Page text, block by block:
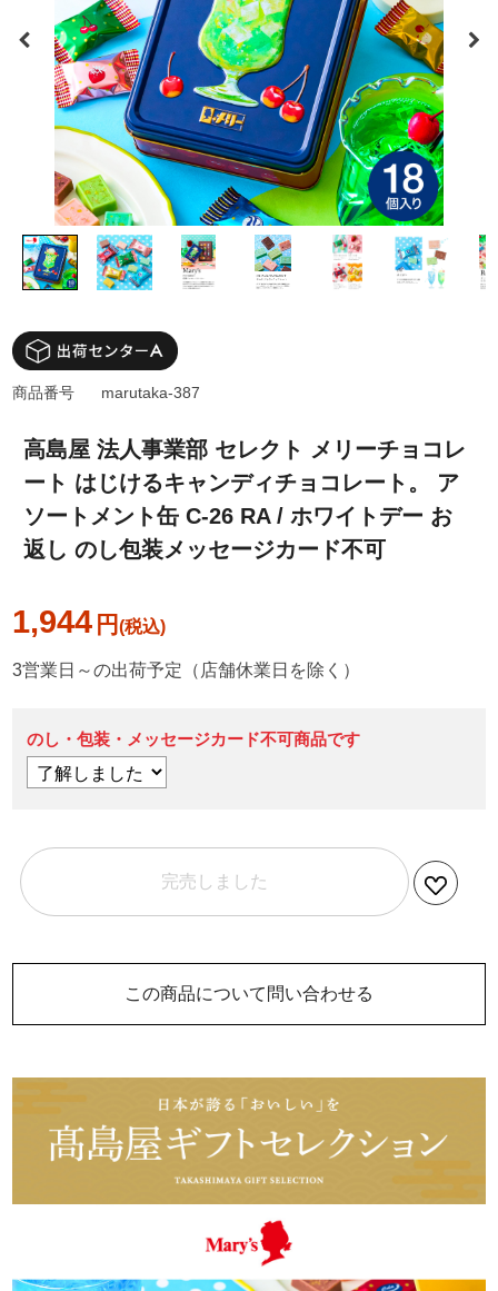
高島屋 法人事業部 セレクト メリーチョコレ
ート はじけるキャンディチョコレート。 ア
ソートメント缶 C-26 RA / ホワイトデー お
返し のし包装メッセージカード不可
1,944 円
商品番号 marutaka-387
3営業日～の出荷予定（店舗休業日を除く）
のし・包装・メッセージカード不可商品です
完売しました
この商品について問い合わせる